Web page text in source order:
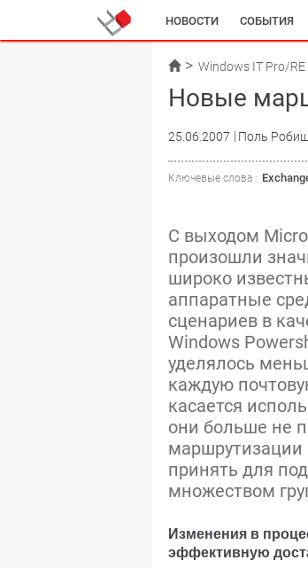
НОВОСТИ СОБЫТИЯ
Windows IT Pro/RE
Новые
25.06.2007 Поль
Ключевые слова :
С выходом
произошли
широко
аппаратные
сценариев в
Windows
уделялось
каждую
касается
они больше не
маршрутизации
принять для
множеством
Изменения в
эффективную